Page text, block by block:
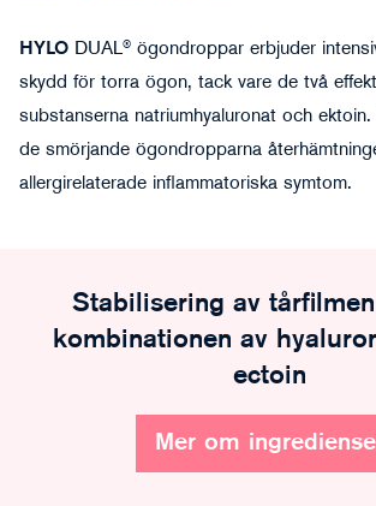
HYLO DUAL® ögondroppar erbjuder
skydd för torra ögon, tack vare de två
substanserna natriumhyaluronat och
de smörjande ögondropparna
allergirelaterade inflammatoriska symtom.
Stabilisering av
kombinationen av
ectoin
Mer om